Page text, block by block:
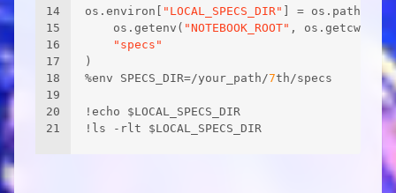
14
15
16
17
18
19
20
21
os.environ[ "LOCAL_SPECS_DIR"
] =
    os.getenv(
"NOTEBOOK_ROOT" , os.getcwd()),
"specs"
)
%env SPECS_DIR=/your_path/7th/specs
!echo $LOCAL_SPECS_DIR
!ls -rlt $LOCAL_SPECS_DIR